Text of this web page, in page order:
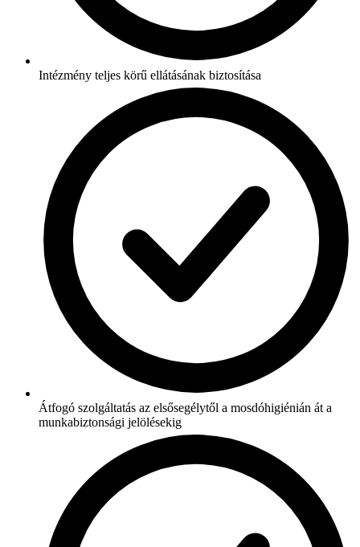
Intézmény teljes körű ellátásának biztosítása
Átfogó szolgáltatás az elsősegélytől a mosdóhigiénián át a
munkabiztonsági jelölésekig